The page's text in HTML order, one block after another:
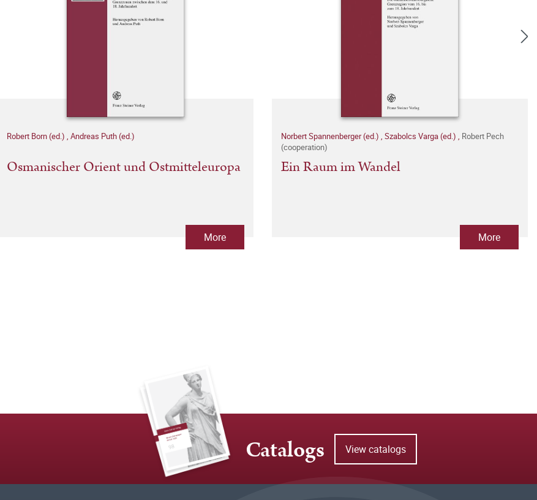
Robert Born (ed.) Andreas Puth (ed.)
Osmanischer Orient und Ostmitteleuropa
More
Norbert Spannenberger (ed.) Szabolcs Varga (ed.)
Robert Pech
(cooperation)
Ein Raum im Wandel
More
Catalogs View catalogs